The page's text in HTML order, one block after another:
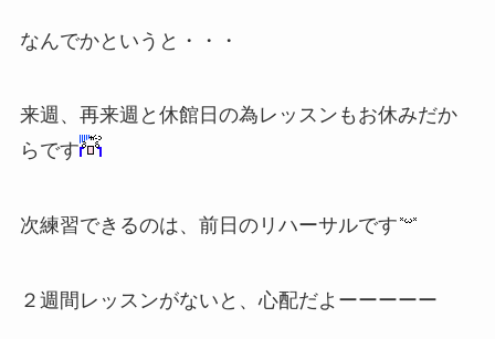
なんでかというと・・・
来週、再来週と休館日の為レッスンもお休みだか
らです
次練習できるのは、前日のリハーサルです
２週間レッスンがないと、心配だよーーーーー